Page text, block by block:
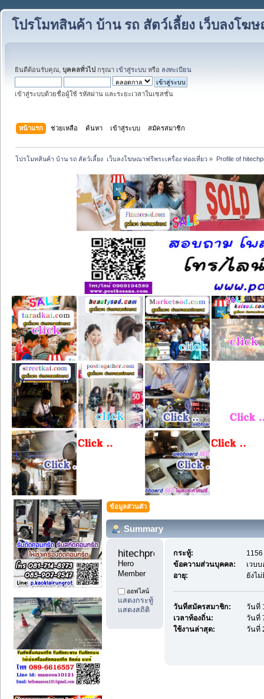
โปรโมทสินค้า บ้าน รถ สัตว์เลี้ยง เว็บลงโฆ
ยินดีต้อนรับคุณ, บุคคลทั่วไป กรุณา เข้าสู่ระบบ หรือ ลงทะเบียน
เข้าสู่ระบบด้วยชื่อผู้ใช้ รหัสผ่าน และระยะเวลาในเซสชั่น
หน้าแรก ช่วยเหลือ ค้นหา เข้าสู่ระบบ สมัครสมาชิก
โปรโมทสินค้า บ้าน รถ สัตว์เลี้ยง  เว็บลงโฆษณาฟรีพระเครื่อง ท่องเที่ยว » Profile of
ข้อมูลส่วนตัว
Summary
hitechproduct1
Hero
Member
ออฟไลน์
แสดงกระทู้
แสดงสถิติ
กระทู้:
ข้อความส่วนบุคคล:
เวบ
อายุ:
ยังไ
วันที่สมัครสมาชิก:
วันที่
เวลาท้องถิ่น:
วันที่
ใช้งานล่าสุด:
วันที่